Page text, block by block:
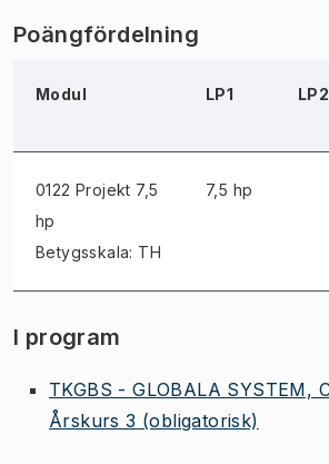
Poängfördelning
Modul LP1 LP2
0122 Projekt 7,5
hp
Betygsskala: TH
7,5 hp
I program
TKGBS - GLOBALA SYSTEM,
Årskurs 3 (obligatorisk)